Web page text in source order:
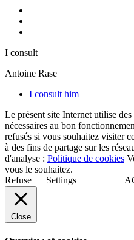
I consult
Antoine Rase
I consult him
Le présent site Internet utilise
nécessaires au bon
refusés si vous souhaitez visiter
à des fins de partage sur les
d'analyse : Politique de cookies
vous le souhaitez.
Refuse
Settings
Close